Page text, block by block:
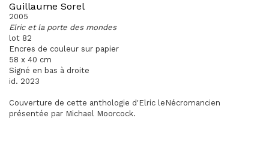
Guillaume Sorel
2005
Elric et la porte des mondes
lot 82
Encres de couleur sur papier
58 x 40 cm
Signé en bas à droite
id. 2023
Couverture de cette anthologie d'Elric leNécromancien
présentée par Michael Moorcock.